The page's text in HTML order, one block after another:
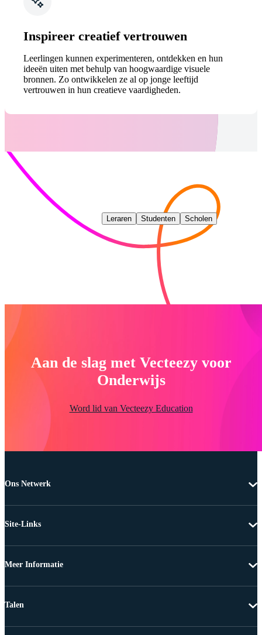
Inspireer creatief vertrouwen
Leerlingen kunnen experimenteren, ontdekken en hun
ideeën uiten met behulp van hoogwaardige visuele
bronnen. Zo ontwikkelen ze al op jonge leeftijd
vertrouwen in hun creatieve vaardigheden.
Leraren Studenten Scholen
Aan de slag met Vecteezy voor
Onderwijs
Word lid van Vecteezy Education
Ons Netwerk
Site-Links
Meer Informatie
Talen